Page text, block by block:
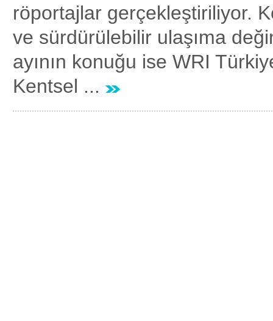
röportajlar gerçekleştiriliyor.
ve sürdürülebilir ulaşıma
ayının konuğu ise WRI
Kentsel ...